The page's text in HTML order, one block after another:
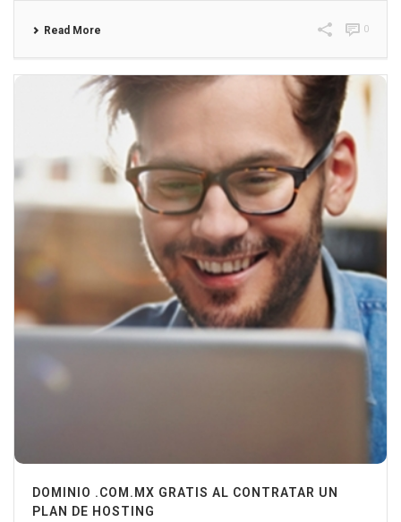
Read More 0
DOMINIO .COM.MX GRATIS AL CONTRATAR UN
PLAN DE HOSTING